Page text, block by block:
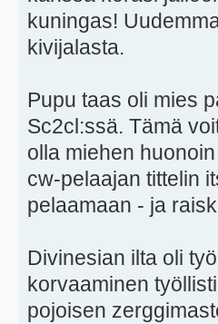
kuningas!
kivijalasta.
Pupu taas oli mies
Sc2cl:ssä. Tämä
olla miehen
cw-pelaajan tittelin
pelaamaan - ja
Divinesian ilta oli
korvaaminen
pojoisen